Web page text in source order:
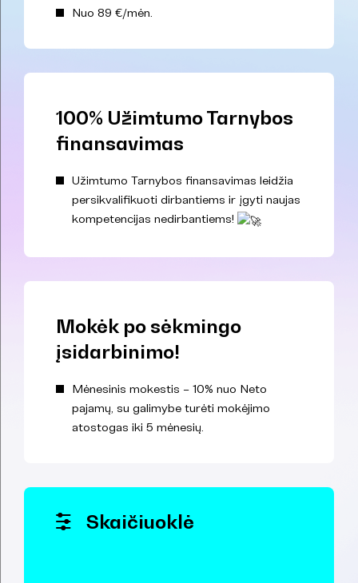
Nuo 89 €/mėn.
100% Užimtumo Tarnybos
finansavimas
Užimtumo Tarnybos finansavimas leidžia
persikvalifikuoti dirbantiems ir įgyti naujas
kompetencijas nedirbantiems!
Mokėk po sėkmingo
įsidarbinimo!
Mėnesinis mokestis – 10% nuo Neto
pajamų, su galimybe turėti mokėjimo
atostogas iki 5 mėnesių.
Skaičiuoklė